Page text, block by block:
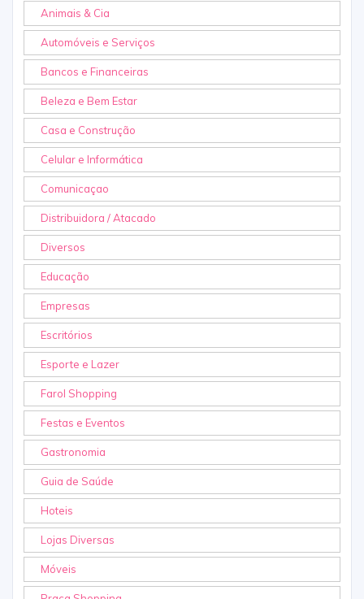
Animais & Cia
Automóveis e Serviços
Bancos e Financeiras
Beleza e Bem Estar
Casa e Construção
Celular e Informática
Comunicaçao
Distribuidora / Atacado
Diversos
Educação
Empresas
Escritórios
Esporte e Lazer
Farol Shopping
Festas e Eventos
Gastronomia
Guia de Saúde
Hoteis
Lojas Diversas
Móveis